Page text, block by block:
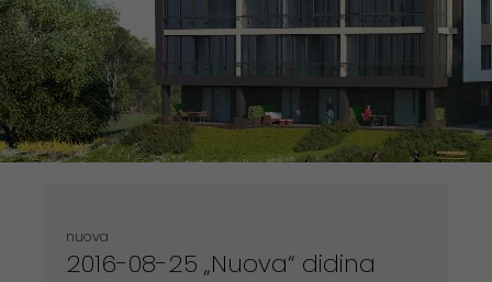
nuova
2016-08-25 „Nuova“ didina